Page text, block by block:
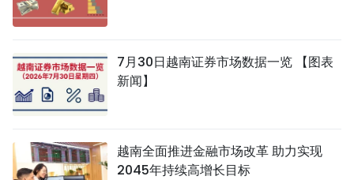
7月30日越南证券市场数据一览 【图表
新闻】
越南全面推进金融市场改革 助力实现
2045年持续高增长目标